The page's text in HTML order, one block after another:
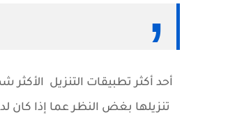
أحد أكثر تطبيقات التنزيل
تنزيلها بغض النظر عما إذا كان